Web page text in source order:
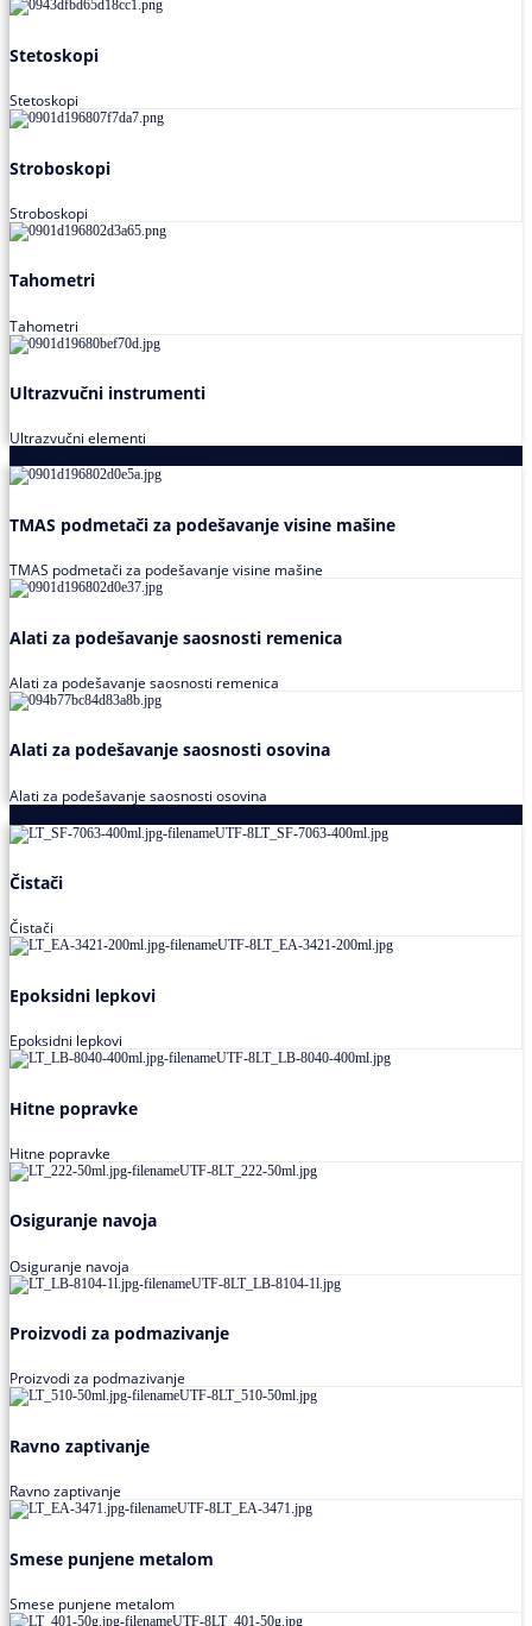
Stetoskopi
Stetoskopi
Stroboskopi
Stroboskopi
Tahometri
Tahometri
Ultrazvučni instrumenti
Ultrazvučni elementi
TMAS podmetači za podešavanje visine mašine
TMAS podmetači za podešavanje visine mašine
Alati za podešavanje saosnosti remenica
Alati za podešavanje saosnosti remenica
Alati za podešavanje saosnosti osovina
Alati za podešavanje saosnosti osovina
Čistači
Čistači
Epoksidni lepkovi
Epoksidni lepkovi
Hitne popravke
Hitne popravke
Osiguranje navoja
Osiguranje navoja
Proizvodi za podmazivanje
Proizvodi za podmazivanje
Ravno zaptivanje
Ravno zaptivanje
Smese punjene metalom
Smese punjene metalom